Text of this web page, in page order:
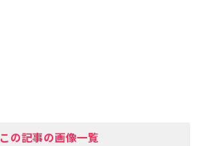
この記事の画像一覧